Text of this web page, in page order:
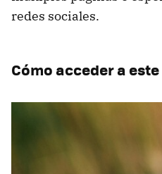
redes sociales.
Cómo acceder a